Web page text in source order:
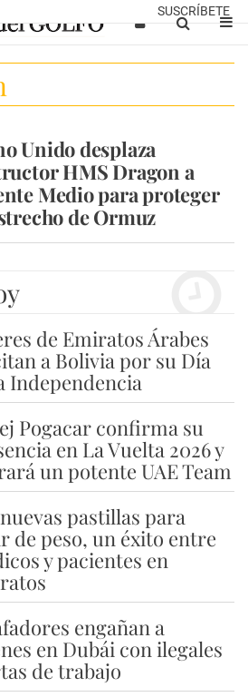
SUSCRÍBETE
Unido desplaza
HMS Dragon a
Medio para proteger
de Ormuz
de Emiratos Árabes
a Bolivia por su Día
Independencia
Pogacar confirma su
en La Vuelta 2026 y
un potente UAE Team
pastillas para
de peso, un éxito entre
y pacientes en
engañan a
en Dubái con ilegales
de trabajo